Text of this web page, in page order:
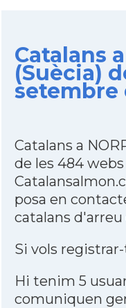
Catalans
(Suècia)
setembre
Catalans a
de les 484
posa en
catalans
Si vols
Hi tenim 5
comuniquen